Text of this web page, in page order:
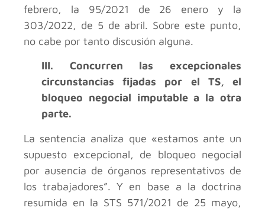
febrero, la 95/2021 de 26 enero y la
303/2022, de 5 de abril. Sobre este punto,
no cabe por tanto discusión alguna.
III. Concurren las excepcionales
circunstancias fijadas por el TS, el
bloqueo negocial imputable a la otra
parte.
La sentencia analiza que «estamos ante un
supuesto excepcional, de bloqueo negocial
por ausencia de órganos representativos de
los trabajadores”. Y en base a la doctrina
resumida en la STS 571/2021 de 25 mayo,